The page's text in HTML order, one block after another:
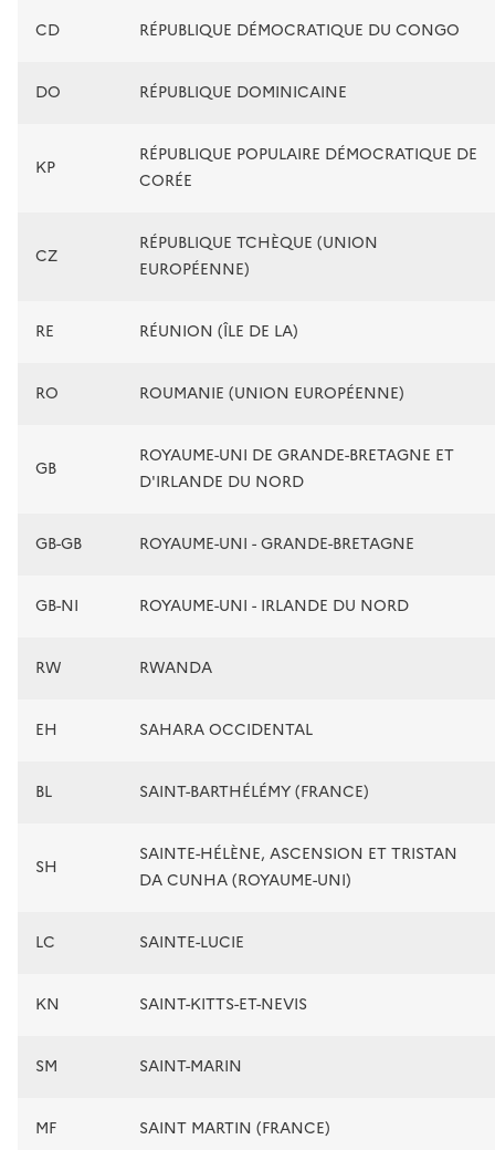
CD RÉPUBLIQUE DÉMOCRATIQUE DU CONGO
DO RÉPUBLIQUE DOMINICAINE
KP
RÉPUBLIQUE POPULAIRE DÉMOCRATIQUE DE
CORÉE
CZ
RÉPUBLIQUE TCHÈQUE (UNION
EUROPÉENNE)
RE RÉUNION (ÎLE DE LA)
RO ROUMANIE (UNION EUROPÉENNE)
GB
ROYAUME-UNI DE GRANDE-BRETAGNE ET
D'IRLANDE DU NORD
GB-GB ROYAUME-UNI - GRANDE-BRETAGNE
GB-NI ROYAUME-UNI - IRLANDE DU NORD
RW RWANDA
EH SAHARA OCCIDENTAL
BL SAINT-BARTHÉLÉMY (FRANCE)
SH
SAINTE-HÉLÈNE, ASCENSION ET TRISTAN
DA CUNHA (ROYAUME-UNI)
LC SAINTE-LUCIE
KN SAINT-KITTS-ET-NEVIS
SM SAINT-MARIN
MF SAINT MARTIN (FRANCE)